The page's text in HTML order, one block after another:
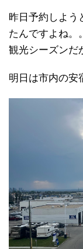
昨日予約しよう
たんですよね。
観光シーズンだ
明日は市内の安